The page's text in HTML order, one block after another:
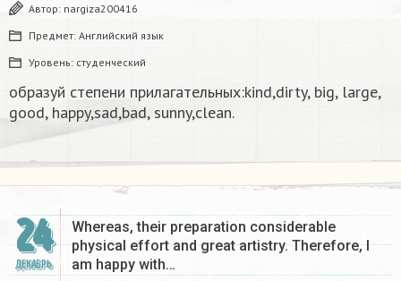
Автор: nargiza200416
Предмет: Английский язык
Уровень: студенческий
образуй степени прилагательных:kind,dirty, big, large,
good, happy,sad,bad, sunny,clean.​
24
ДЕКАБРЬ
Whereas, their preparation considerable
physical effort and great artistry. Therefore, I
am happy with…